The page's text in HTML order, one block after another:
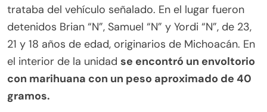
trataba del vehículo señalado. En el lugar fueron
detenidos Brian “N”, Samuel “N” y Yordi “N”, de 23,
21 y 18 años de edad, originarios de Michoacán. En
el interior de la unidad se encontró un envoltorio
con marihuana con un peso aproximado de 40
gramos.